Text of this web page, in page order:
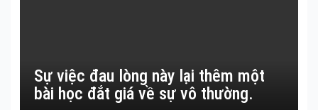
Sự việc đau lòng này lại thêm một
bài học đắt giá về sự vô thường.